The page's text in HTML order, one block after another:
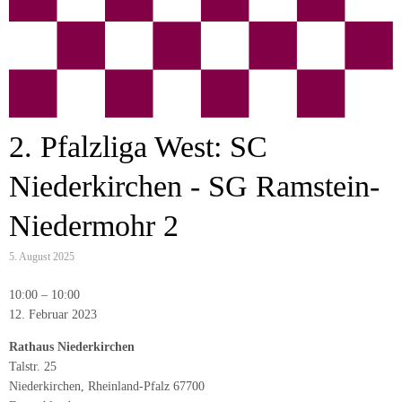
2. Pfalzliga West: SC
Niederkirchen - SG Ramstein-
Niedermohr 2
5. August 2025
2.
Pfalzliga
SC
Niederkirchen
-
10:00 – 10:00
12. Februar 2023
Rathaus Niederkirchen
Talstr. 25
Niederkirchen Rheinland-Pfalz 67700